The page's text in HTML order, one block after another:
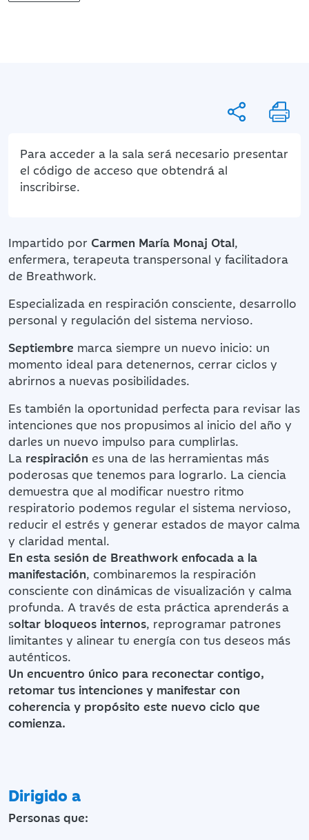
Para acceder a la sala será necesario presentar
el código de acceso que obtendrá al
inscribirse.
Impartido por Carmen María Monaj Otal,
enfermera, terapeuta transpersonal y facilitadora
de Breathwork.
Especializada en respiración consciente, desarrollo
personal y regulación del sistema nervioso.
Septiembre marca siempre un nuevo inicio: un
momento ideal para detenernos, cerrar ciclos y
abrirnos a nuevas posibilidades.
Es también la oportunidad perfecta para revisar las
intenciones que nos propusimos al inicio del año y
darles un nuevo impulso para cumplirlas.
La respiración es una de las herramientas más
poderosas que tenemos para lograrlo. La ciencia
demuestra que al modificar nuestro ritmo
respiratorio podemos regular el sistema nervioso,
reducir el estrés y generar estados de mayor calma
y claridad mental.
En esta sesión de Breathwork enfocada a la
manifestación, combinaremos la respiración
consciente con dinámicas de visualización y calma
profunda. A través de esta práctica aprenderás a
soltar bloqueos internos, reprogramar patrones
limitantes y alinear tu energía con tus deseos más
auténticos.
Un encuentro único para reconectar contigo,
retomar tus intenciones y manifestar con
coherencia y propósito este nuevo ciclo que
comienza.
Dirigido a
Personas que: